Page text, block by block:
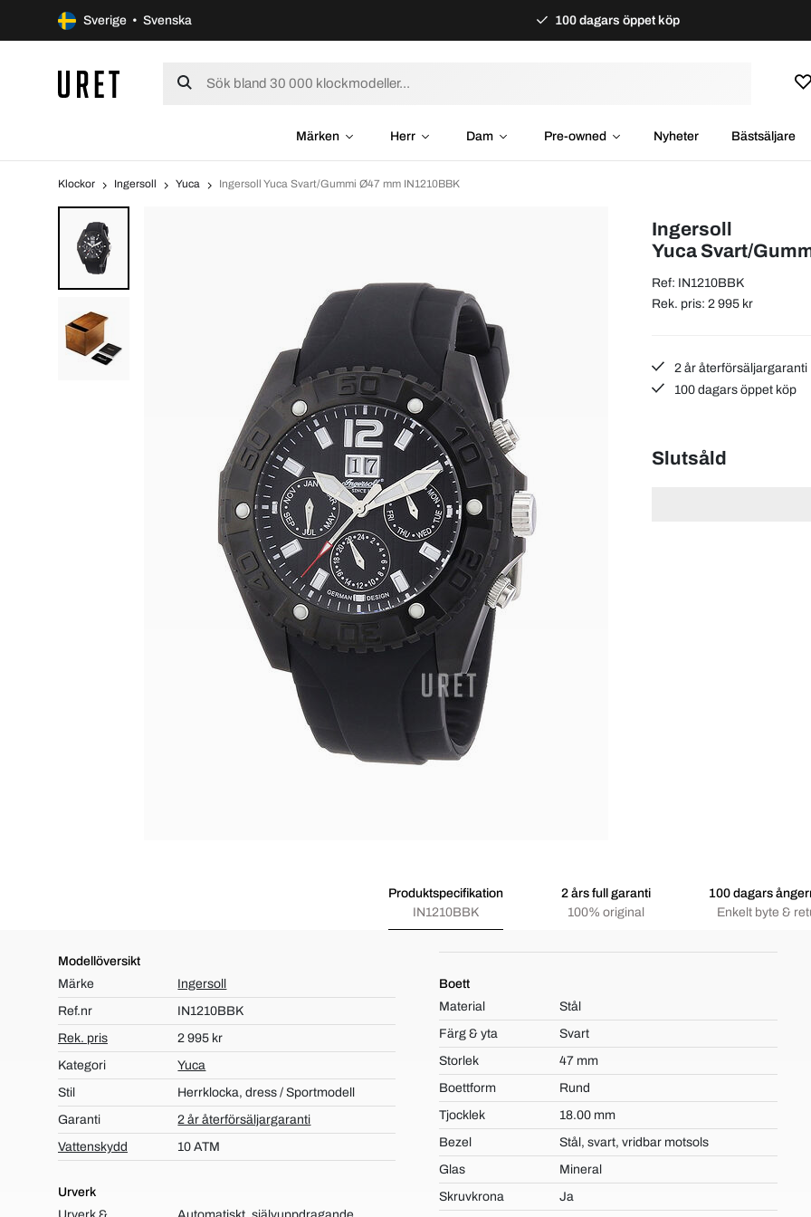
Sverige • Svenska 100 dagars öppet köp
Märken Herr Dam Pre-owned Nyheter Bästsäljare
Klockor Ingersoll Yuca Ingersoll Yuca Svart/Gummi Ø47 mm IN1210BBK
Ingersoll
Yuca Svart/
Ref: IN1210BBK
Rek. pris: 2 995 kr
2 år återförsäljargaranti
100 dagars öppet köp
Slutsåld
Produktspecifikation
IN1210BBK
2 års full garanti
100% original
100 dagars
Enkelt byte &
Modellöversikt
Märke
Ingersoll
Ref.nr
IN1210BBK
Rek. pris
2 995 kr
Kategori
Yuca
Stil
Herrklocka, dress / Sportmodell
Garanti
2 år återförsäljargaranti
Vattenskydd
10 ATM
Urverk
Boett
Material
Stål
Färg & yta
Svart
Storlek
47 mm
Boettform
Rund
Tjocklek
18.00 mm
Bezel
Stål, svart, vridbar motsols
Glas
Mineral
Skruvkrona
Ja